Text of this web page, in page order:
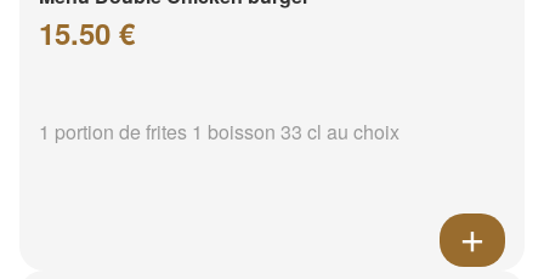
15.50 €
1 portion de frites 1 boisson 33 cl au choix